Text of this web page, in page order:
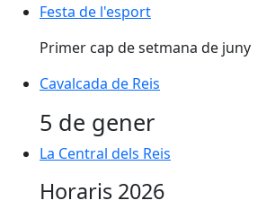
Festa de l'esport
Festa de l'esport
Primer cap de setmana de juny
Cavalcada de Reis
5 de gener
La Central dels Reis
La Central dels Reis
Horaris 2026